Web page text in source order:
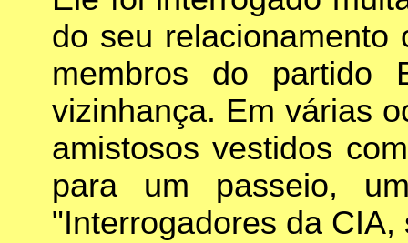
do seu
membros do partido
vizinhança. Em várias
amistosos vestidos
para um passeio,
"Interrogadores da